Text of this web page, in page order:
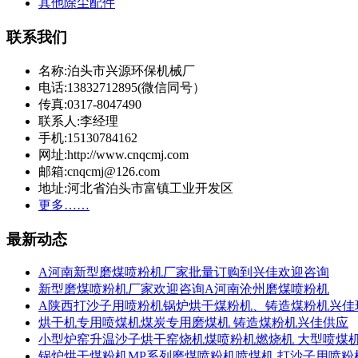
其他除尘配件
联系我们
名称:泊头市兴源环保机械厂
电话:13832712895(微信同号）
传真:0317-8047490
联系人:李经理
手机:15130784162
网址:http://www.cnqcmj.com
邮箱:cnqcmj@126.com
地址:河北省泊头市富镇工业开发区
更多……
最新动态
A河南新型磨煤喷粉机厂家批量订购到兴佳欢迎咨询
新型磨煤喷粉机厂家欢迎咨询A河南沧州磨煤喷粉机
A陕西打沙子用喷粉机锅炉烘干煤粉机、铸造煤粉机兴佳
烘干机专用喷煤机煤炭专用磨煤机 铸造煤粉机兴佳供应
小型炉窑升温沙子烘干窑烧机煤喷粉机燃烧机 大型喷煤